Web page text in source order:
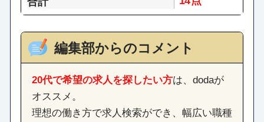
編集部からのコメント
20代で希望の求人を探したい方は、dodaが
オススメ。
理想の働き方で求人検索ができ、幅広い職種